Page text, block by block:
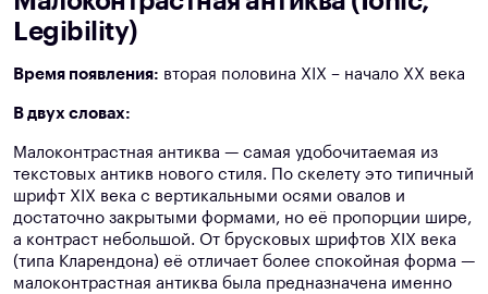
Legibility)
Время появления: вторая половина XIX – начало XX века
В двух словах:
Малоконтрастная антиква — самая удобочитаемая из
текстовых антикв нового стиля. По скелету это типичный
шрифт XIX века с вертикальными осями овалов и
достаточно закрытыми формами, но её пропорции шире,
а контраст небольшой. От брусковых шрифтов XIX века
(типа Кларендона) её отличает более спокойная форма —
малоконтрастная антиква была предназначена именно